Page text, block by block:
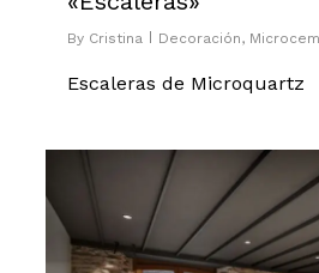
By Cristina Decoración,
Escaleras de Microquartz